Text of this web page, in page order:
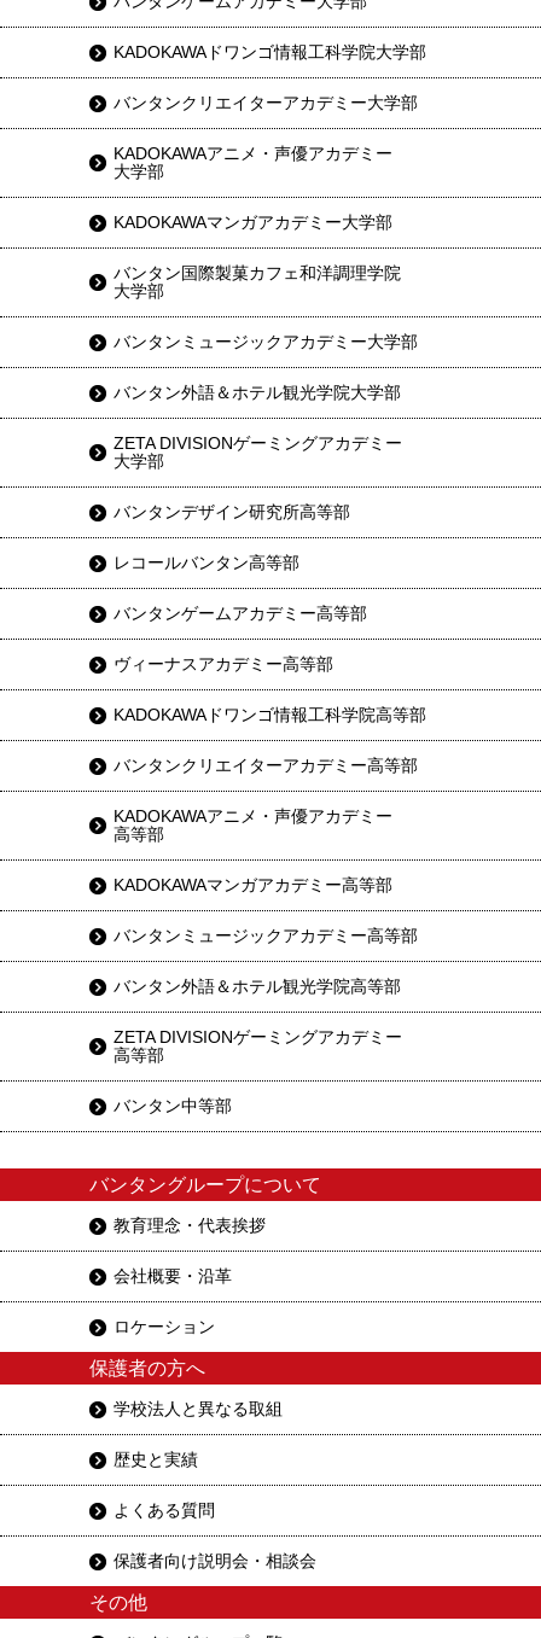
KADOKAWAドワンゴ情報工科学院大学部
バンタンクリエイターアカデミー大学部
KADOKAWAアニメ・声優アカデミー
大学部
KADOKAWAマンガアカデミー大学部
バンタン国際製菓カフェ和洋調理学院
大学部
バンタンミュージックアカデミー大学部
バンタン外語＆ホテル観光学院大学部
ZETA DIVISIONゲーミングアカデミー
大学部
バンタンデザイン研究所高等部
レコールバンタン高等部
バンタンゲームアカデミー高等部
ヴィーナスアカデミー高等部
KADOKAWAドワンゴ情報工科学院高等部
バンタンクリエイターアカデミー高等部
KADOKAWAアニメ・声優アカデミー
高等部
KADOKAWAマンガアカデミー高等部
バンタンミュージックアカデミー高等部
バンタン外語＆ホテル観光学院高等部
ZETA DIVISIONゲーミングアカデミー
高等部
バンタン中等部
バンタングループについて
教育理念・代表挨拶
会社概要・沿革
ロケーション
保護者の方へ
学校法人と異なる取組
歴史と実績
よくある質問
保護者向け説明会・相談会
その他